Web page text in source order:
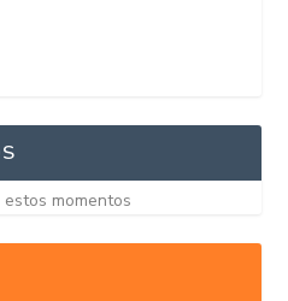
momentos